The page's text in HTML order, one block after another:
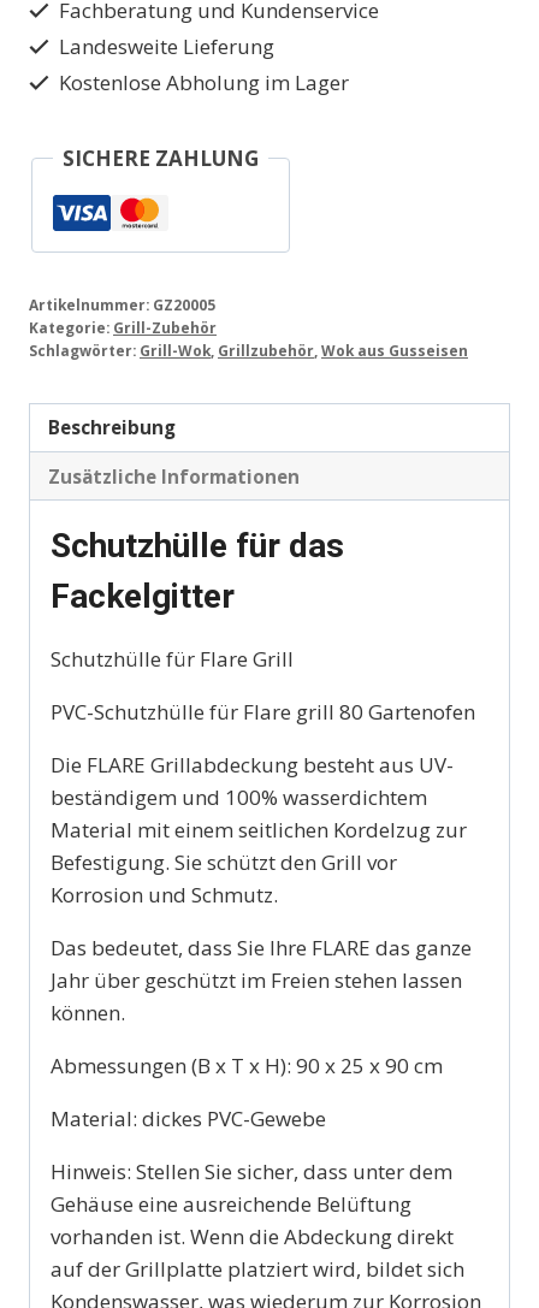
Fachberatung und Kundenservice
Landesweite Lieferung
Kostenlose Abholung im Lager
SICHERE ZAHLUNG
Artikelnummer: GZ20005
Kategorie: Grill-Zubehör
Schlagwörter: Grill-Wok Grillzubehör Wok aus Gusseisen
Beschreibung
Zusätzliche Informationen
Schutzhülle für das
Fackelgitter
Schutzhülle für Flare Grill
PVC-Schutzhülle für Flare grill 80 Gartenofen
Die FLARE Grillabdeckung besteht aus UV-
beständigem und 100% wasserdichtem
Material mit einem seitlichen Kordelzug zur
Befestigung. Sie schützt den Grill vor
Korrosion und Schmutz.
Das bedeutet, dass Sie Ihre FLARE das ganze
Jahr über geschützt im Freien stehen lassen
können.
Abmessungen (B x T x H): 90 x 25 x 90 cm
Material: dickes PVC-Gewebe
Hinweis: Stellen Sie sicher, dass unter dem
Gehäuse eine ausreichende Belüftung
vorhanden ist. Wenn die Abdeckung direkt
auf der Grillplatte platziert wird, bildet sich
Kondenswasser, was wiederum zur Korrosion